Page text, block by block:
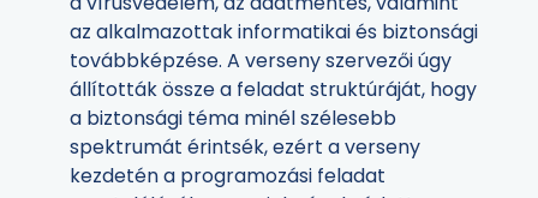
az alkalmazottak informatikai és biztonsági
továbbképzése. A verseny szervezői úgy
állították össze a feladat struktúráját, hogy
a biztonsági téma minél szélesebb
spektrumát érintsék, ezért a verseny
kezdetén a programozási feladat